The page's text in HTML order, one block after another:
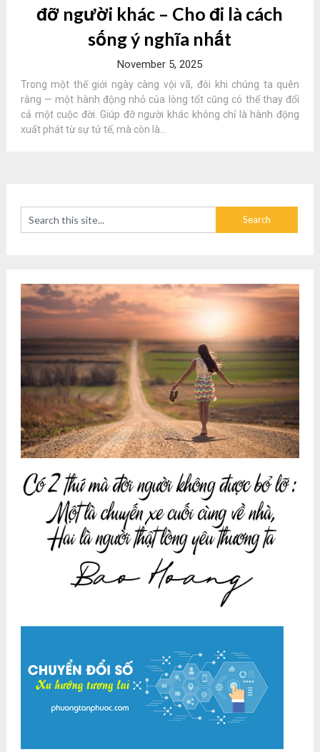
đỡ người khác – Cho đi là cách
sống ý nghĩa nhất
November 5, 2025
Trong một thế giới ngày càng vội vã, đôi khi chúng ta quên
rằng — một hành động nhỏ của lòng tốt cũng có thể thay đổi
cả một cuộc đời. Giúp đỡ người khác không chỉ là hành động
xuất phát từ sự tử tế, mà còn là...